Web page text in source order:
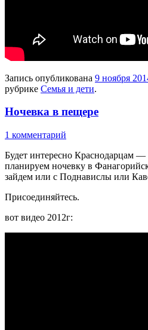
Запись опубликована 9 ноября
рубрике Семья и дети.
Ночевка в пещере
1 комментарий
Будет интересно Краснодарцам —
планируем ночевку в
зайдем или с Поднавислы или
Присоединяйтесь.
вот видео 2012г: